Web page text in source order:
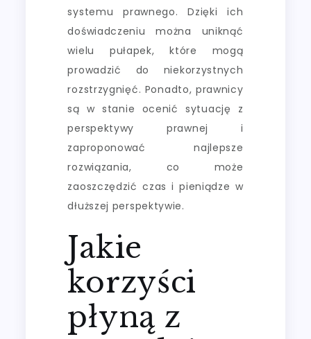
systemu prawnego. Dzięki ich
doświadczeniu można uniknąć
wielu pułapek, które mogą
prowadzić do niekorzystnych
rozstrzygnięć. Ponadto, prawnicy
są w stanie ocenić sytuację z
perspektywy prawnej i
zaproponować najlepsze
rozwiązania, co może
zaoszczędzić czas i pieniądze w
dłuższej perspektywie.
Jakie
korzyści
płyną z